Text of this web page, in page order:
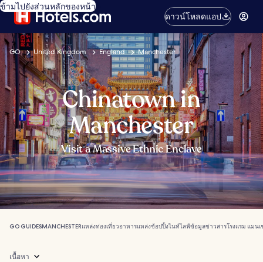
ข้ามไปยังส่วนหลักของหน้า
ดาวน์โหลดแอป
GO United Kingdom England Manchester
Chinatown in
Manchester
Visit a Massive Ethnic Enclave
GO GUIDESMANCHESTERแหล่งท่องเที่ยวอาหารแหล่งช้อปปิ้งไนท์ไลฟ์ข้อมูลข่าวสารโรงแรม แมนเ
เนื้อหา